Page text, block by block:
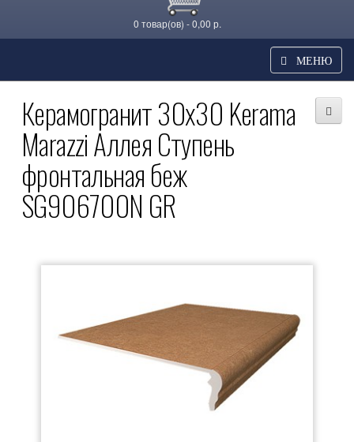
0 товар(ов) - 0,00 р.
МЕНЮ
Керамогранит 30x30 Kerama
Marazzi Аллея Ступень
фронтальная беж
SG906700N GR